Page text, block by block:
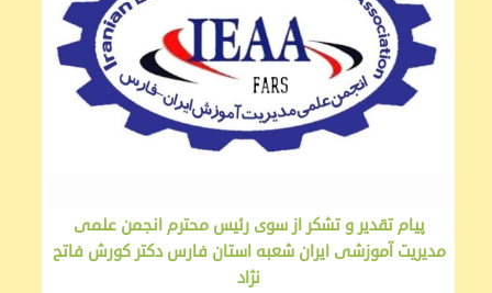
پیام تقدیر و تشکر از سوی رئیس محترم انجمن علمی
مديريت آموزشی ایران شعبه استان فارس دکتر کورش فاتح
نژاد